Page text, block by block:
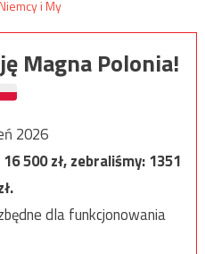
Magna Polonia!
2026
16 500zł, zebraliśmy:1351
dla funkcjonowania